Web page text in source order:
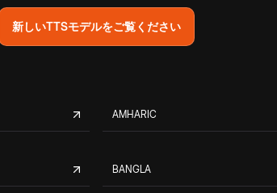
新しいTTSモデルをご覧ください
AMHARIC
BANGLA